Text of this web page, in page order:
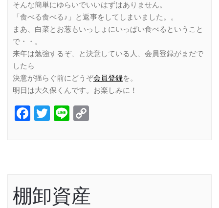
そんな簡単にゆらいでいいはずはありません。
「食べる食べる♪」と返事をしてしまいました。。
まあ、白菜とお葱もいっしょにいっぱい食べるということ
で・・。
来年は勉強するぞ、と決意している人、会員登録がまだで
したら
決意が揺らぐ前にどうぞ会員登録を。
明日は大久保くんです。お楽しみに！
Facebook
Twitter
Line
棚卸資産